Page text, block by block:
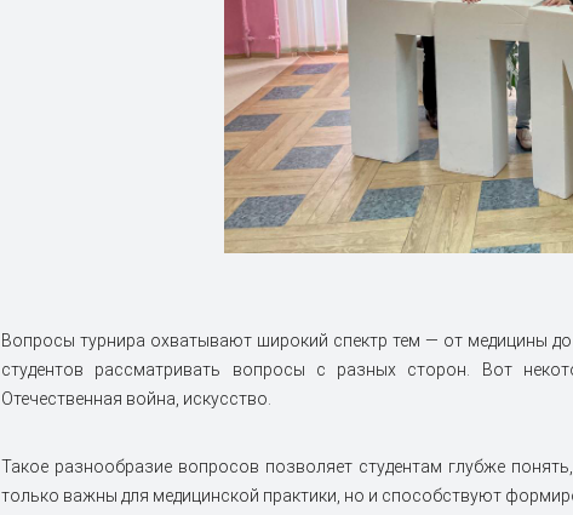
Вопросы турнира охватывают широкий спектр тем — от медицины
студентов рассматривать вопросы с разных сторон. Вот
Отечественная война, искусство.
Такое разнообразие вопросов позволяет студентам глубже
только важны для медицинской практики, но и способствуют